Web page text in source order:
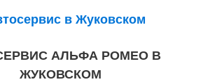
АЛЬФА РОМЕО В
ЖУКОВСКОМ